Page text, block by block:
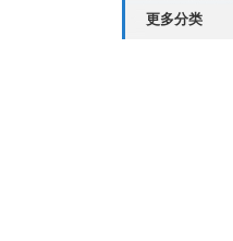
更多分类